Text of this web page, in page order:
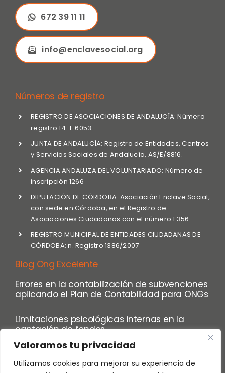
Valoramos tu privacidad
Utilizamos cookies para mejorar su experiencia de
672 39 11 11
info@enclavesocial.org
Números de registro
REGISTRO DE ASOCIACIONES DE ANDALUCÍA: Número
registro 14-1-6053
JUNTA DE ANDALUCÍA: Registro de Entidades, Centros
y Servicios Sociales de Andalucía, AS/E/8816.
AGENCIA ANDALUZA DEL VOLUNTARIADO: Número de
inscripción 1266
DIPUTACIÓN DE CÓRDOBA: Asociación Enclave Social,
con sede en Córdoba, en el Registro de
Asociaciones Ciudadanas con el número 1.356.
REGISTRO MUNICIPAL DE ENTIDADES CIUDADANAS DE
CÓRDOBA: n. Registro 1386/2007
Blog Ong Excelente
Errores en la contabilización de subvenciones
aplicando el Plan de Contabilidad para ONGs
Limitaciones psicológicas internas en la
captación de fondos